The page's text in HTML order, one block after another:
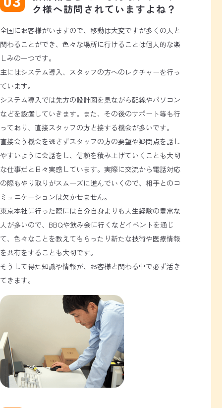
ク様へ訪問されていますよね？
全国にお客様がいますので、移動は大変ですが多くの人と
関わることができ、色々な場所に行けることは個人的な楽
しみの一つです。
主にはシステム導入、スタッフの方へのレクチャーを行っ
ています。
システム導入では先方の設計図を見ながら配線やパソコン
などを設置していきます。また、その後のサポート等も行
っており、直接スタッフの方と接する機会が多いです。
直接会う機会を逃さずスタッフの方の要望や疑問点を話し
やすいように会話をし、信頼を積み上げていくことも大切
な仕事だと日々実感しています。実際に交流から電話対応
の際もやり取りがスムーズに進んでいくので、相手とのコ
ミュニケーションは欠かせません。
東京本社に行った際には自分自身よりも人生経験の豊富な
人が多いので、BBQや飲み会に行くなどイベントを通じ
て、色々なことを教えてもらったり新たな技術や医療情報
を共有をすることも大切です。
そうして得た知識や情報が、お客様と関わる中で必ず活き
てきます。